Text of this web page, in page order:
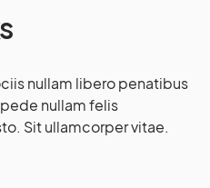
nullam libero penatibus
nullam felis
Sit ullamcorper vitae.